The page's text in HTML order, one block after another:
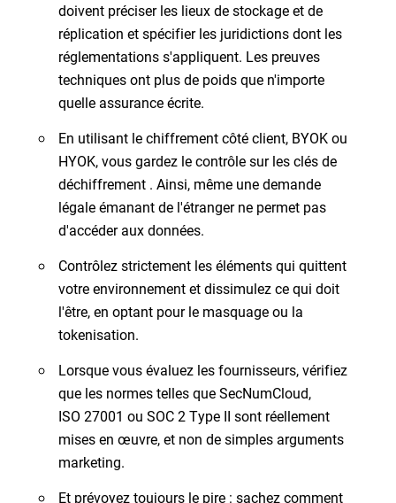
doivent préciser les lieux de stockage et de
réplication et spécifier les juridictions dont les
réglementations s'appliquent. Les preuves
techniques ont plus de poids que n'importe
quelle assurance écrite.
En utilisant le chiffrement côté client, BYOK ou
HYOK, vous gardez le contrôle sur les clés de
déchiffrement . Ainsi, même une demande
légale émanant de l'étranger ne permet pas
d'accéder aux données.
Contrôlez strictement les éléments qui quittent
votre environnement et dissimulez ce qui doit
l'être, en optant pour le masquage ou la
tokenisation.
Lorsque vous évaluez les fournisseurs, vérifiez
que les normes telles que SecNumCloud,
ISO 27001 ou SOC 2 Type II sont réellement
mises en œuvre, et non de simples arguments
marketing.
Et prévoyez toujours le pire : sachez comment